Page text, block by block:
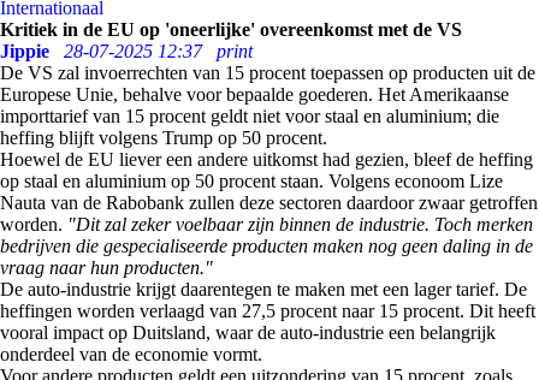
Internationaal
Kritiek in de EU op 'oneerlijke' overeenkomst met de VS
Jippie
28-07-2025 12:37
print
De VS zal invoerrechten van 15 procent toepassen op producten uit de
Europese Unie, behalve voor bepaalde goederen. Het Amerikaanse
importtarief van 15 procent geldt niet voor staal en aluminium; die
heffing blijft volgens Trump op 50 procent.
Hoewel de EU liever een andere uitkomst had gezien, bleef de heffing
op staal en aluminium op 50 procent staan. Volgens econoom Lize
Nauta van de Rabobank zullen deze sectoren daardoor zwaar getroffen
worden. "Dit zal zeker voelbaar zijn binnen de industrie. Toch merken
bedrijven die gespecialiseerde producten maken nog geen daling in de
vraag naar hun producten."
De auto-industrie krijgt daarentegen te maken met een lager tarief. De
heffingen worden verlaagd van 27,5 procent naar 15 procent. Dit heeft
vooral impact op Duitsland, waar de auto-industrie een belangrijk
onderdeel van de economie vormt.
Voor andere producten geldt een uitzondering van 15 procent, zoals